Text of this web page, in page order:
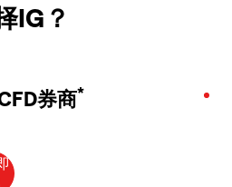
IG？
券商*